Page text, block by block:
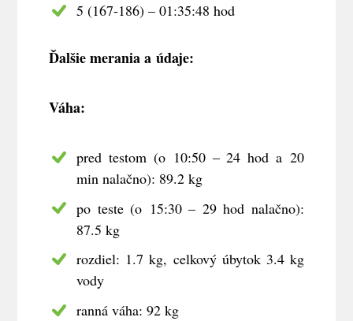
5 (167-186) – 01:35:48 hod
Ďalšie merania a údaje:
Váha:
pred testom (o 10:50 – 24 hod a 20
min nalačno): 89.2 kg
po teste (o 15:30 – 29 hod nalačno):
87.5 kg
rozdiel: 1.7 kg, celkový úbytok 3.4 kg
vody
ranná váha: 92 kg